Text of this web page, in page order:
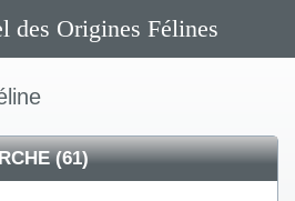
des Origines Félines
(61)